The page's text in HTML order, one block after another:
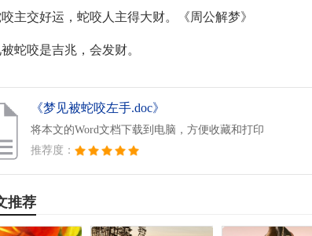
主交好运，蛇咬人主得大财。《周公解梦》
蛇咬是吉兆，会发财。
《梦见被蛇咬左手.doc》
将本文的Word文档下载到电脑，方便收藏和打印
推荐度：
推荐